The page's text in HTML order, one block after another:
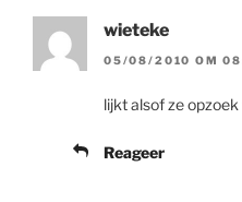
wieteke
05/08/2010 OM
lijkt alsof ze
Reageer